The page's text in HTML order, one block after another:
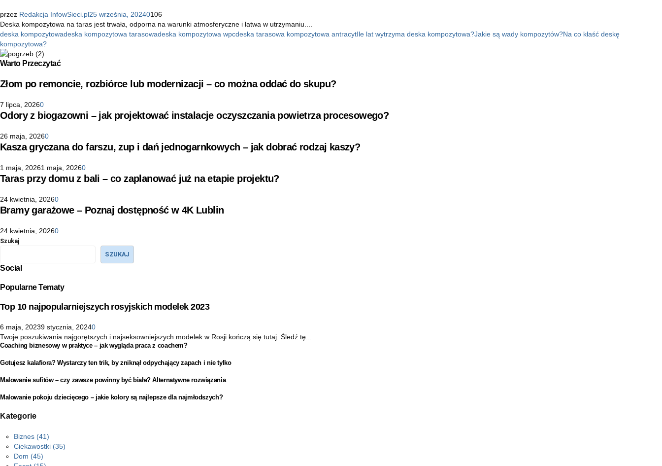
przez Redakcja InfowSieci.pl25 września, 20240106
Deska kompozytowa na taras jest trwała, odporna na warunki atmosferyczne i łatwa w utrzymaniu....
deska kompozytowadeska kompozytowa tarasowadeska kompozytowa wpcdeska tarasowa kompozytowa antracytIle lat wytrzyma deska kompozytowa?Jakie są wady kompozytów?Na co kłaść deskę
kompozytowa?
Warto Przeczytać
Złom po remoncie, rozbiórce lub modernizacji – co można oddać do skupu?
7 lipca, 20260
Odory z biogazowni – jak projektować instalacje oczyszczania powietrza procesowego?
26 maja, 20260
Kasza gryczana do farszu, zup i dań jednogarnkowych – jak dobrać rodzaj kaszy?
1 maja, 20261 maja, 20260
Taras przy domu z bali – co zaplanować już na etapie projektu?
24 kwietnia, 20260
Bramy garażowe – Poznaj dostępność w 4K Lublin
24 kwietnia, 20260
Szukaj
SZUKAJ
Social
Popularne Tematy
Top 10 najpopularniejszych rosyjskich modelek 2023
6 maja, 20239 stycznia, 20240
Twoje poszukiwania najgorętszych i najseksowniejszych modelek w Rosji kończą się tutaj. Śledź tę...
Coaching biznesowy w praktyce – jak wygląda praca z coachem?
Gotujesz kalafiora? Wystarczy ten trik, by zniknął odpychający zapach i nie tylko
Malowanie sufitów – czy zawsze powinny być białe? Alternatywne rozwiązania
Malowanie pokoju dziecięcego – jakie kolory są najlepsze dla najmłodszych?
Kategorie
Biznes (41)
Ciekawostki (35)
Dom (45)